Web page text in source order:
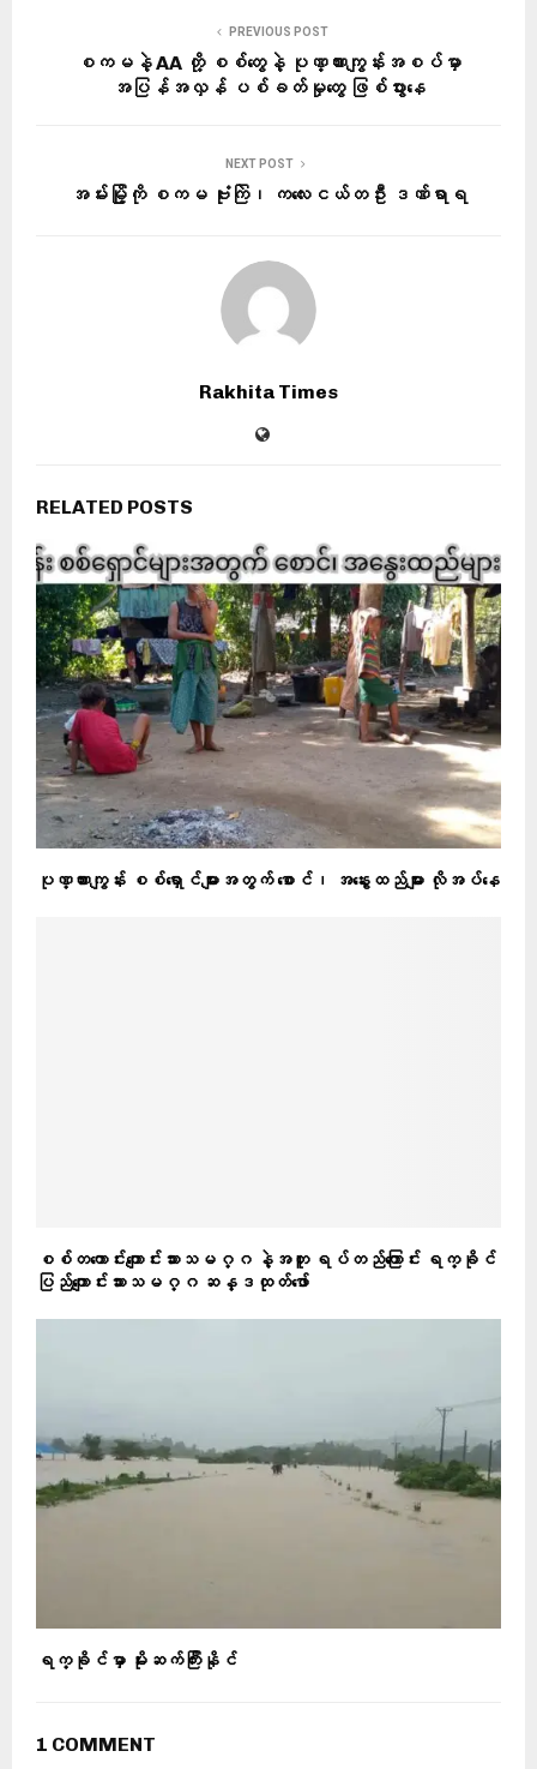
PREVIOUS POST
စကမနဲ့ AA တို့ စစ်တွေနဲ့ ပုဏ္ဏားကျွန်းအစပ်မှာ
အပြန်အလှန် ပစ်ခတ်မှုတွေ ဖြစ်ပွားနေ
NEXT POST
အမ်းမြို့ကို စကမ ဗုံးကြဲ၊ ကလေးငယ်တဦး ဒဏ်ရာရ
Rakhita Times
RELATED POSTS
ပုဏ္ဏားကျွန်း စစ်ရှောင်များအတွက် စောင်၊ အနွေးထည်များ လိုအပ်နေ
စစ်တကောင်းကျောင်းသားသမဂ္ဂ နဲ့အတူ ရပ်တည်ကြောင်း ရက္ခိုင်
ပြည်ကျောင်းသားသမဂ္ဂ ဆန္ဒထုတ်ဖော်
ရက္ခိုင်မှာ မိုးဆက်ကြီးနိုင်
1 COMMENT